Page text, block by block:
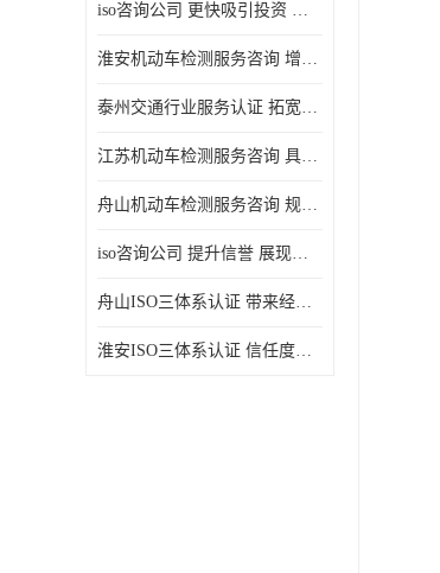
iso咨询公司 更快吸引投资 节省企业运营成本
淮安机动车检测服务咨询 增加竞争力 可获得更多业务机会
泰州交通行业服务认证 拓宽可业务范围 提高客户对企业满意度
江苏机动车检测服务咨询 具有社会效益 是企业综合实力的体现
舟山机动车检测服务咨询 规范管理技术 具备市场竞争能力
iso咨询公司 提升信誉 展现企业文化
舟山ISO三体系认证 带来经济效益 带来可以信赖的良好印象
淮安ISO三体系认证 信任度增加 具备市场竞争能力